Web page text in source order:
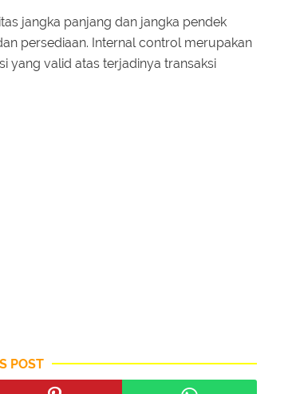
jangka panjang dan jangka pendek
persediaan. Internal control merupakan
yang valid atas terjadinya transaksi
POST